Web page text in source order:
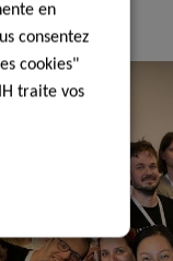
en
consentez
cookies"
traite vos